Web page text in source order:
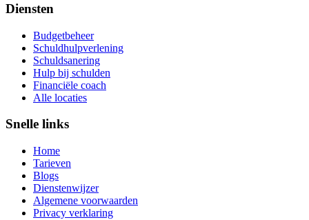
Diensten
Budgetbeheer
Schuldhulpverlening
Schuldsanering
Hulp bij schulden
Financiële coach
Alle locaties
Snelle links
Home
Tarieven
Blogs
Dienstenwijzer
Algemene voorwaarden
Privacy verklaring